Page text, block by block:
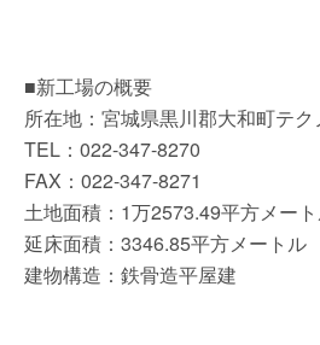
■新工場の概要
所在地：宮城県黒川郡大和町テ
TEL：022-347-8270
FAX：022-347-8271
土地面積：1万2573.49平方メー
延床面積：3346.85平方メートル
建物構造：鉄骨造平屋建